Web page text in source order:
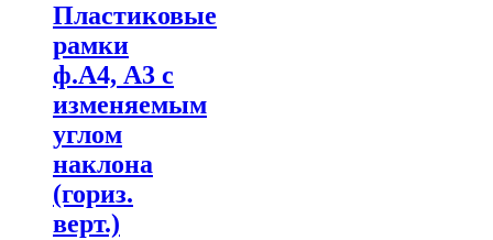
Пластиковые
рамки
ф.А4, А3 с
изменяемым
углом
наклона
(гориз.
верт.)